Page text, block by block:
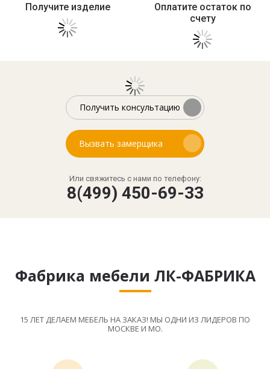
Получите изделие
Оплатите остаток по
счету
Получить консультацию
Вызвать замерщика
Или свяжитесь с нами по телефону:
8(499) 450-69-33
Фабрика мебели ЛК-ФАБРИКА
15 ЛЕТ ДЕЛАЕМ МЕБЕЛЬ НА ЗАКАЗ! МЫ ОДНИ ИЗ ЛИДЕРОВ ПО
МОСКВЕ И МО.